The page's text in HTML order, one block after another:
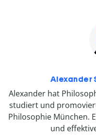
Alexander
Alexander hat
studiert und
Philosophie München.
und